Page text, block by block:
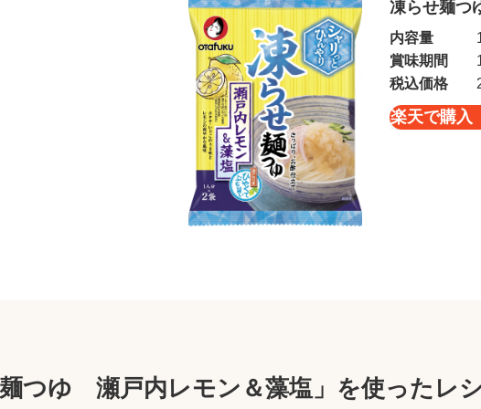
凍らせ麺つ
内容量
賞味期間
税込価格
楽天で購入
つゆ 瀬戸内レモン＆藻塩」を使ったレ